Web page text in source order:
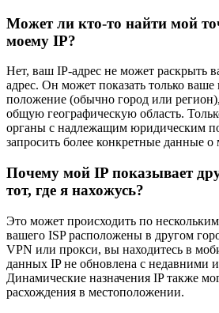
Может ли кто-то найти мой
моему IP?
Нет, ваш IP-адрес не может раскрыть
адрес. Он может показать только ваше
положение (обычно город или
общую географическую область.
органы с надлежащим юридическим
запросить более конкретные данные
Почему мой IP показывает
тот, где я нахожусь?
Это может происходить по
вашего ISP расположены в другом
VPN или прокси, вы находитесь в
данных IP не обновлена с недавними
Динамические назначения IP также
расхождения в местоположении.